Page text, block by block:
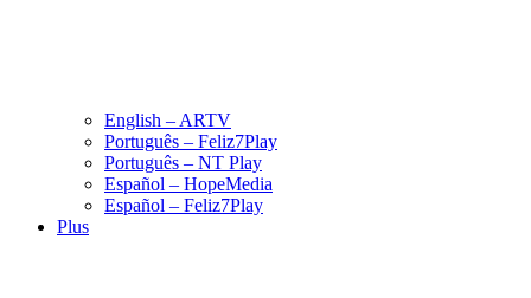
English – ARTV
Português – Feliz7Play
Português – NT Play
Español – HopeMedia
Español – Feliz7Play
Plus